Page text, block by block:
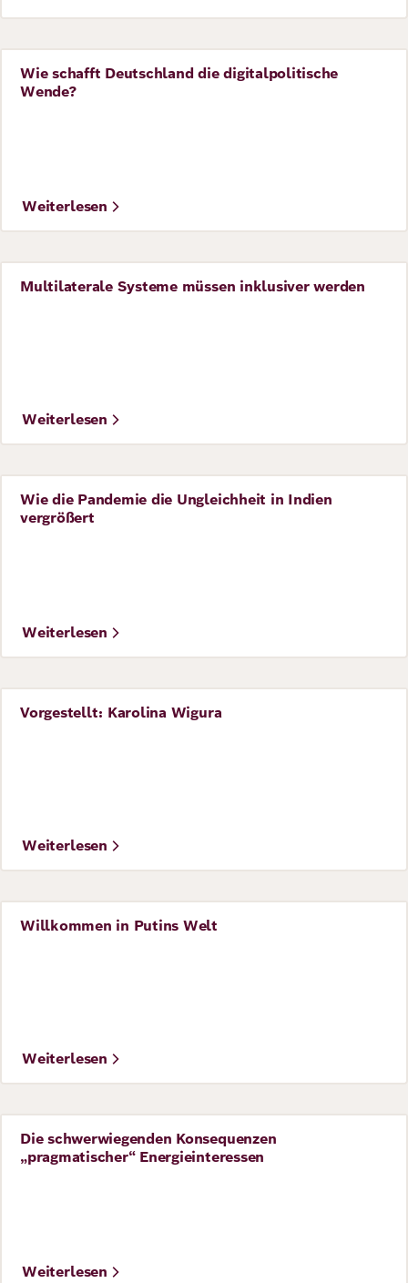
Perspective
Wie schafft Deutschland die digitalpolitische
Wende?
Weiterlesen
Perspective
Multilaterale Systeme müssen inklusiver werden
Weiterlesen
Perspective
Wie die Pandemie die Ungleichheit in Indien
vergrößert
Weiterlesen
Perspective
Vorgestellt: Karolina Wigura
Weiterlesen
Perspective
Willkommen in Putins Welt
Weiterlesen
Perspective
Die schwerwiegenden Konsequenzen
„pragmatischer“ Energieinteressen
Weiterlesen